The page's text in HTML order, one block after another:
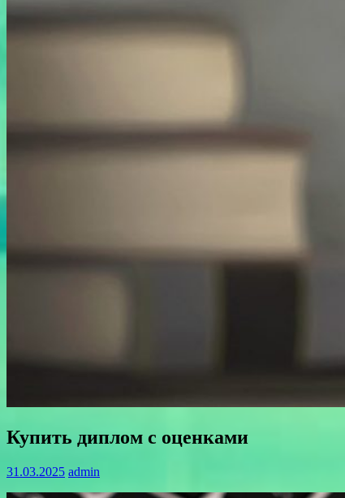
Купить диплом с оценками
31.03.2025 admin